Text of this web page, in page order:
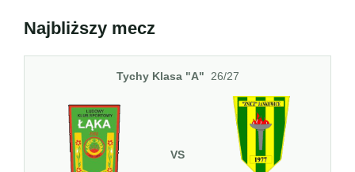
Najbliższy mecz
Tychy Klasa "A" 26/27
VS